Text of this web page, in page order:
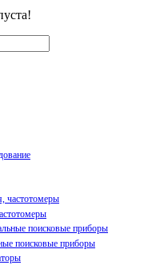
поисковые приборы